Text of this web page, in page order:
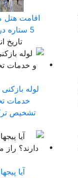
اقامت هتل
5 ستاره در سفر زیارتی عراق
تاریخ
لوله
خدمات
تشخیص
آیا